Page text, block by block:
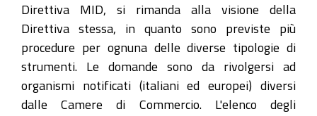
Direttiva MID, si rimanda alla visione della
Direttiva stessa, in quanto sono previste più
procedure per ognuna delle diverse tipologie di
strumenti. Le domande sono da rivolgersi ad
organismi notificati (italiani ed europei) diversi
dalle Camere di Commercio. L'elenco degli